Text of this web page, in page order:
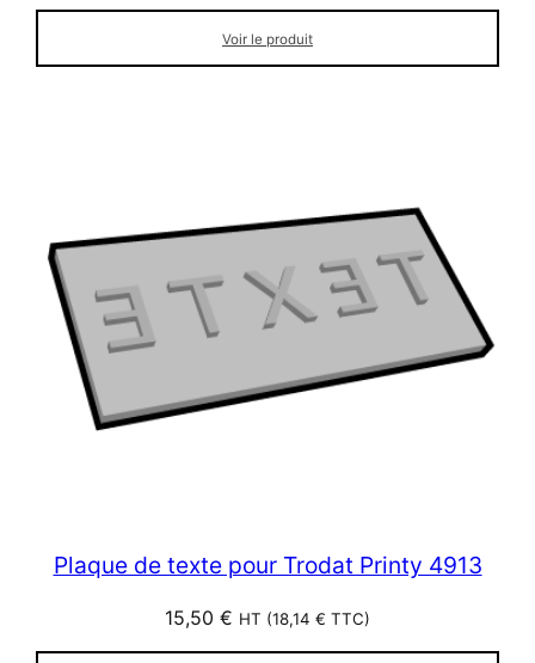
Voir le produit
Plaque de texte pour Trodat Printy 4913
15,50 € HT (18,14 € TTC)